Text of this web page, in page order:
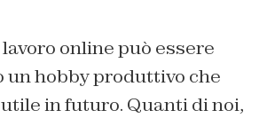
online può essere
un hobby produttivo che
in futuro. Quanti di noi,